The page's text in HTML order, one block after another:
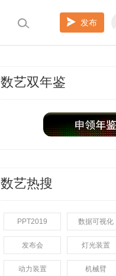
发布
数艺双年鉴
数艺热搜
PPT2019 数据可视化
发布会 灯光装置
动力装置 机械臂